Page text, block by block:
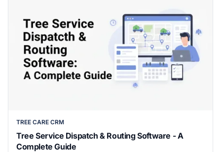
TREE CARE CRM
Tree Service Dispatch & Routing Software - A
Complete Guide